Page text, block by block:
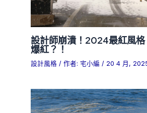
設計師崩潰！2024最紅風格
爆紅？！
設計風格 / 作者: 宅小編 / 20 4 月,